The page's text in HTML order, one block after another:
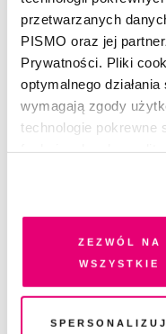
przetwarzanych
PISMO oraz jej
Prywatności. Pliki
optymalnego
wymagają zgody
technologie pokrewne
dobrowolną zgodę na
pokrewne, zgadzasz
na Twoim urządzeniu
przetwarzanie
chwili wycofać lub
plików cookie".
Zezwól na
wszystkie
Spersonalizuj